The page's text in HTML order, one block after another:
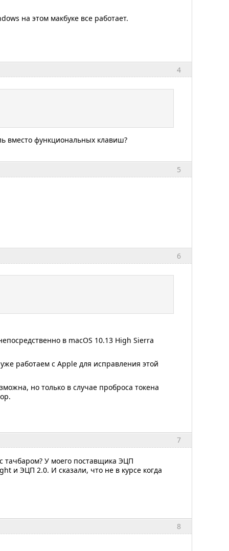
на этом макбуке все работает.
4
вместо функциональных клавиш?
5
6
в macOS 10.13 High Sierra
работаем с Apple для исправления этой
но только в случае проброса токена
7
У моего поставщика ЭЦП
и ЭЦП 2.0. И сказали, что не в курсе когда
8